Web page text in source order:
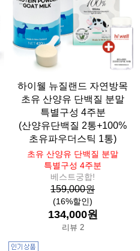
하이웰 뉴질랜드 자연방목
초유 산양유 단백질 분말
특별구성 4주분
(산양유단백질 2통+100%
초유파우더스틱 1통)
초유 산양유 단백질 분말
특별구성 4주분
베스트궁합!
159,000원
(16%할인)
134,000원
리뷰 2